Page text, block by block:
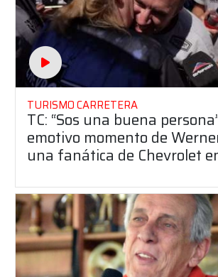
TURISMO CARRETERA
TC: “Sos una buena
emotivo momento de
una fanática de Chevrolet